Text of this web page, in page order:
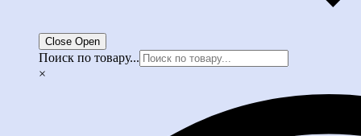
Close Open
Поиск по товару...
×